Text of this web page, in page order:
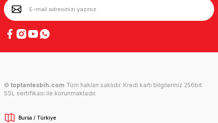
© toptantesbih.com Tüm hakları saklıdır. Kredi kartı bilgileriniz 256bit
SSL sertifikası ile korunmaktadır.
Bursa / Türkiye